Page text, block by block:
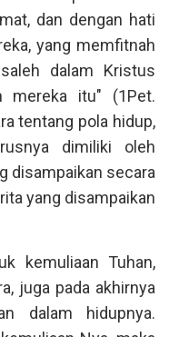
dan dengan hati
yang memfitnah
dalam Kristus
mereka itu" (1Pet.
tentang pola hidup,
dimiliki oleh
disampaikan secara
yang disampaikan
kemuliaan Tuhan,
juga pada akhirnya
dalam hidupnya.